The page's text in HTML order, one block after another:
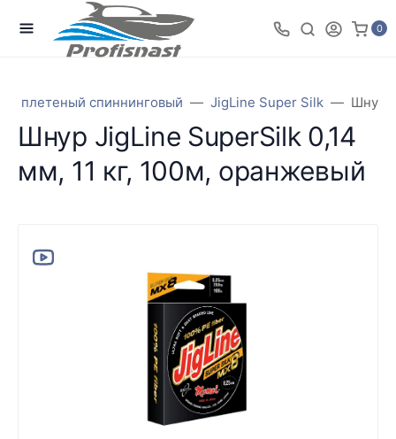
0
плетеный спиннинговый JigLine Super Silk Шнур
Шнур JigLine SuperSilk 0,14
мм, 11 кг, 100м, оранжевый